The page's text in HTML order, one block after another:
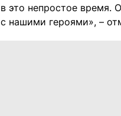
в это непростое время.
с нашими героями», –